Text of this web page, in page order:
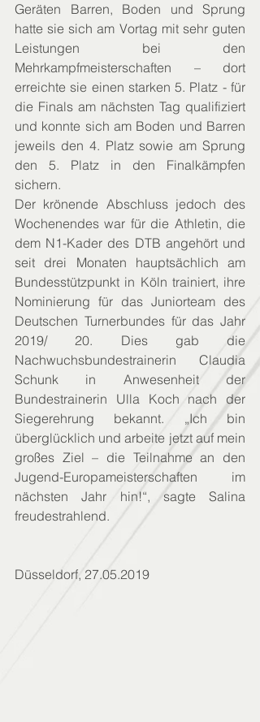
Geräten Barren, Boden und Sprung
hatte sie sich am Vortag mit sehr guten
Leistungen bei den
Mehrkampfmeisterschaften – dort
erreichte sie einen starken 5. Platz - für
die Finals am nächsten Tag qualifiziert
und konnte sich am Boden und Barren
jeweils den 4. Platz sowie am Sprung
den 5. Platz in den Finalkämpfen
sichern.
Der krönende Abschluss jedoch des
Wochenendes war für die Athletin, die
dem N1-Kader des DTB angehört und
seit drei Monaten hauptsächlich am
Bundesstützpunkt in Köln trainiert, ihre
Nominierung für das Juniorteam des
Deutschen Turnerbundes für das Jahr
2019/ 20. Dies gab die
Nachwuchsbundestrainerin Claudia
Schunk in Anwesenheit der
Bundestrainerin Ulla Koch nach der
Siegerehrung bekannt. „Ich bin
überglücklich und arbeite jetzt auf mein
großes Ziel – die Teilnahme an den
Jugend-Europameisterschaften im
nächsten Jahr hin!“, sagte Salina
freudestrahlend.
Düsseldorf, 27.05.2019